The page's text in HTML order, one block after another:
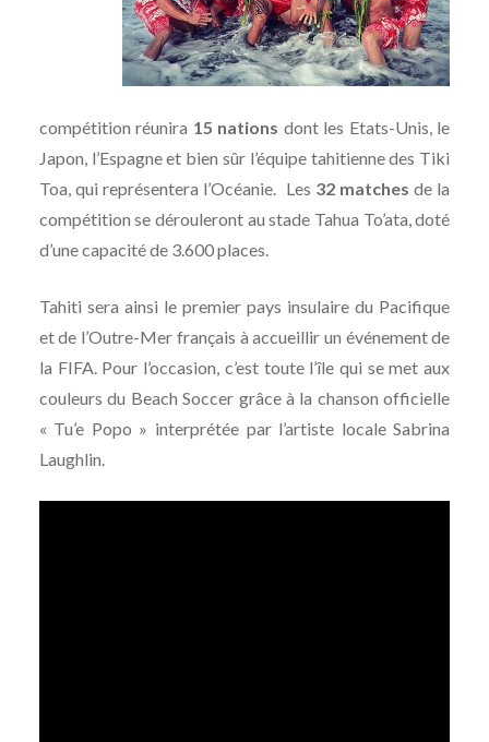
compétition réunira 15 nations dont les Etats-Unis, le
Japon, l’Espagne et bien sûr l’équipe tahitienne des Tiki
Toa, qui représentera l’Océanie. Les 32 matches de la
compétition se dérouleront au stade Tahua To’ata, doté
d’une capacité de 3.600 places.
Tahiti sera ainsi le premier pays insulaire du Pacifique
et de l’Outre-Mer français à accueillir un événement de
la FIFA. Pour l’occasion, c’est toute l’île qui se met aux
couleurs du Beach Soccer grâce à la chanson officielle
« Tu’e Popo » interprétée par l’artiste locale Sabrina
Laughlin.